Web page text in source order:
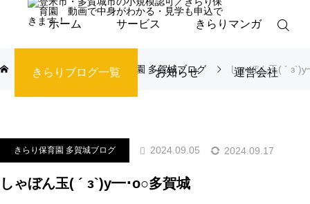
ホーム サービス きらりマンガ
きらりブログ一覧 お知らせ 運営会社
ブログ きらり保育園 多賀城ブログ しゃぼん玉( ´
きらり保育園 多賀城ブログ 2024.09.05 2024.09.17
しゃぼん玉( ´ з`)y━･o○多賀城